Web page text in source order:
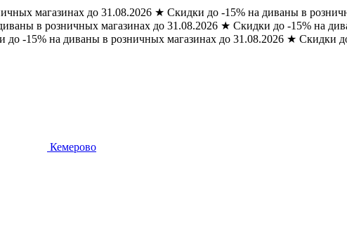
магазинах до 31.08.2026 ★ Скидки до -15% на диваны в
в розничных магазинах до 31.08.2026 ★ Скидки до -15% на
до -15% на диваны в розничных магазинах до 31.08.2026 ★ Скидки
Кемерово